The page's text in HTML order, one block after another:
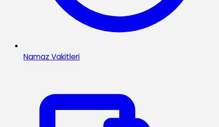
Namaz Vakitleri